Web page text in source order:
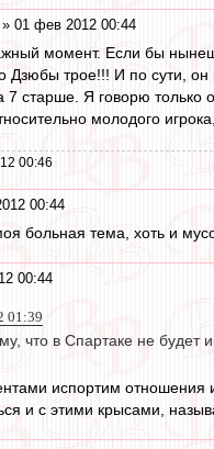
» 01 фев 2012 00:44
момент. Если бы
трое!!! И по сути, он
7 старше. Я говорю только
молодого
00:46
00:44
больная тема, хоть и
00:44
01:39
что в Спартаке не будет
испортим отношения
и с этими крысами,